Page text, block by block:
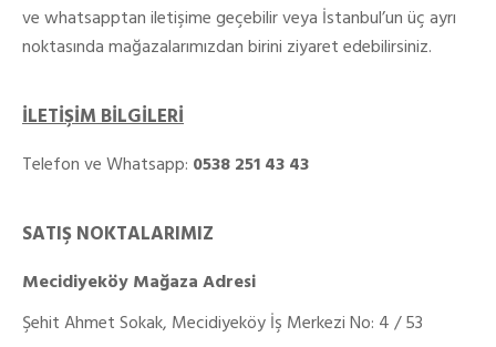
ve whatsapptan iletişime geçebilir veya İstanbul’un üç ayrı
noktasında mağazalarımızdan birini ziyaret edebilirsiniz.
İLETİŞİM BİLGİLERİ
Telefon ve Whatsapp: 0538 251 43 43
SATIŞ NOKTALARIMIZ
Mecidiyeköy Mağaza Adresi
Şehit Ahmet Sokak, Mecidiyeköy İş Merkezi No: 4 / 53